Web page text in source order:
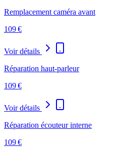
Remplacement caméra avant
109€
Voir détails
Réparation haut-parleur
109€
Voir détails
Réparation écouteur interne
109€